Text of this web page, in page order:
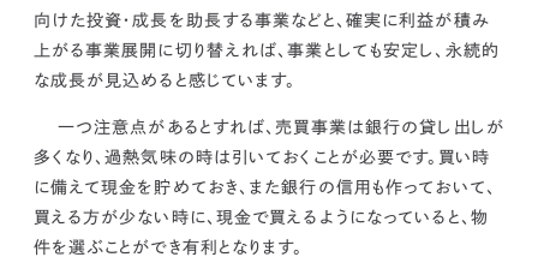
向けた投資・成長を助長する事業などと、 確実に利益が積み
上がる事業展開に切り替えれば、事業としても安定し、永続的
な成長が見込めると感じています。
一つ注意点があるとすれば、売買事業は銀行の貸し出しが
多くなり、過熱気味の時は引いておくことが必要です。買い時
に備えて現金を貯めておき、また銀行の信用も作っておいて、
買える方が少ない時に、現金で買えるようになっていると、物
件を選ぶことができ有利となります。